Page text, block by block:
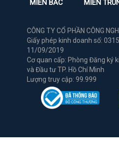
MIỀN BẮC MIỀN
CÔNG TY CỔ PHẦN CÔNG
Giấy phép kinh doanh số:
11/09/2019
Cơ quan cấp: Phòng Đăng ký
và Đầu tư TP. Hồ Chí Minh
Lượng truy cập: 99.999